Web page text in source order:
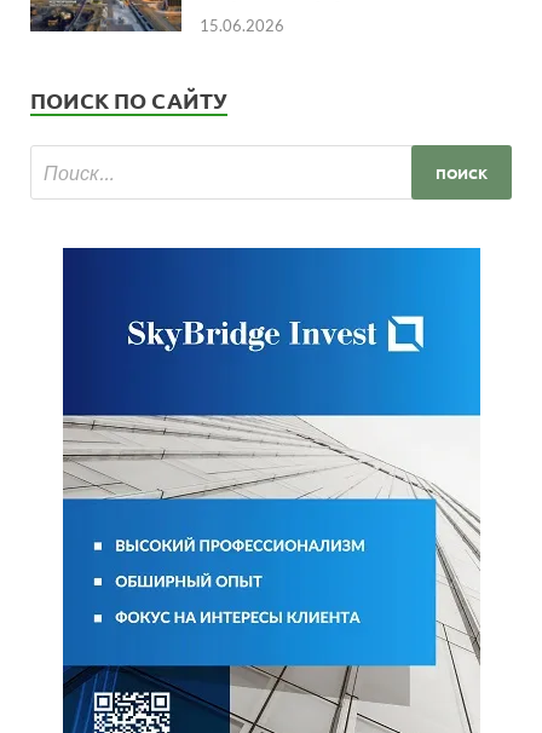
15.06.2026
ПОИСК ПО САЙТУ